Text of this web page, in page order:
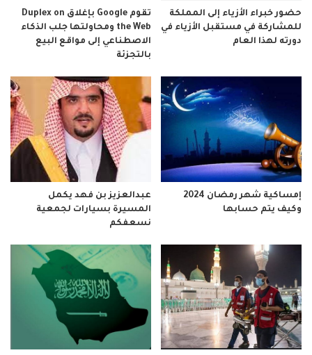
حضور خبراء الأزياء إلى المملكة
للمشاركة في مستقبل الأزياء في
دورته لهذا العام
تقوم Google بإغلاق Duplex on
the Web ومحاولتها جلب الذكاء
الاصطناعي إلى مواقع البيع
بالتجزئة
إمساكية شهر رمضان 2024
وكيف يتم حسابها
عبدالعزيز بن فهد يكمل
المسيرة بسيارات لجمعية
نسعفكم